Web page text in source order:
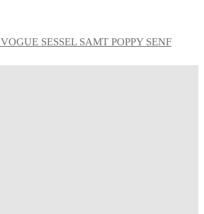
VOGUE SESSEL SAMT POPPY SENF